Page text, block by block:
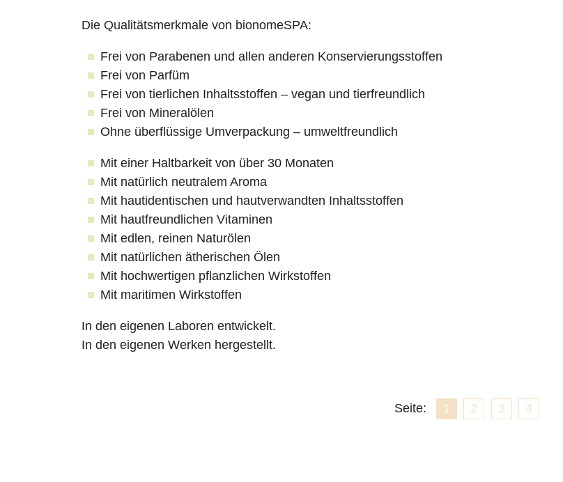
Die Qualitätsmerkmale von bionomeSPA:
Frei von Parabenen und allen anderen Konservierungsstoffen
Frei von Parfüm
Frei von tierlichen Inhaltsstoffen – vegan und tierfreundlich
Frei von Mineralölen
Ohne überflüssige Umverpackung – umweltfreundlich
Mit einer Haltbarkeit von über 30 Monaten
Mit natürlich neutralem Aroma
Mit hautidentischen und hautverwandten Inhaltsstoffen
Mit hautfreundlichen Vitaminen
Mit edlen, reinen Naturölen
Mit natürlichen ätherischen Ölen
Mit hochwertigen pflanzlichen Wirkstoffen
Mit maritimen Wirkstoffen
In den eigenen Laboren entwickelt.
In den eigenen Werken hergestellt.
Seite: 1 2 3 4